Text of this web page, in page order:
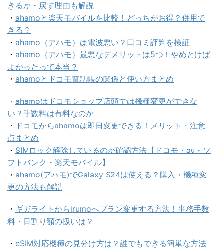
きるか・戻す理由も解説
・ ahamoと楽天モバイルを比較！どっちがお得？併用で
きる？
・ ahamo（アハモ）は電波悪い？口コミ評判を検証
・ ahamo（アハモ）最悪なデメリットは5つ！やめとけば
よかったって本当？
・ ahamoとドコモ電話帳の関係と使い方まとめ
・ ahamoはドコモショップ店頭では機種変更ができな
い？手数料は有料なのか
・ ドコモからahamoは即日変更できる！メリット・注意
点まとめ
・ SIMロック解除しているのか確認方法【ドコモ・au・ソ
フトバンク・楽天モバイル】
・ ahamo(アハモ)でGalaxy S24は使える？購入・機種変
更の方法も解説
・ ギガライトからirumoへプラン変更する方法！事務手数
料・日割り額の扱いは？
・ eSIM対応機種の見分け方は？誰でもできる簡単な方法